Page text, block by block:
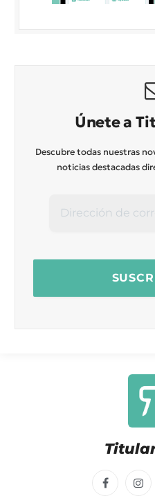
Únete a
Descubre todas nuestras
noticias destacadas
Facebook